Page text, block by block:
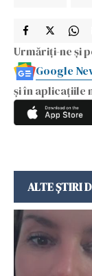
Urmăriți-ne și
Google
și în aplicațiile
ALTE ȘTIRI